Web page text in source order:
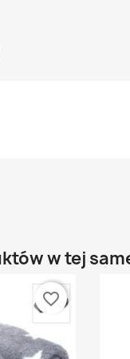
w tej
favorite_border